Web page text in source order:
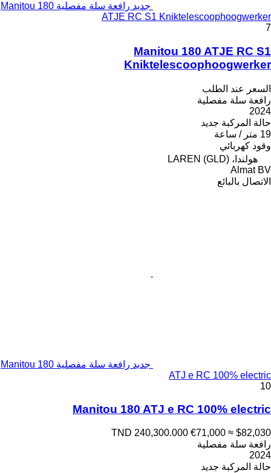
جديد رافعة سلة مفصلية Manitou 180
ATJE RC S1 Kniktelescoophoogwerker
7
Manitou 180 ATJE RC S1
Kniktelescoophoogwerker
السعر عند الطلب
رافعة سلة مفصلية
2024
حالة المركبة جديد
19 متر / ساعة
وقود كهربائي
هولندا، LAREN (GLD)
Almat BV
الاتصال بالبائع
جديد رافعة سلة مفصلية Manitou 180
ATJ e RC 100% electric
10
Manitou 180 ATJ e RC 100% electric
TND 240,300.000 €71,000 ≈ $82,030
رافعة سلة مفصلية
2024
حالة المركبة جديد